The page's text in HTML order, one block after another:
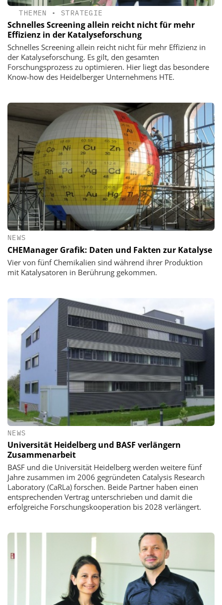
THEMEN • STRATEGIE
Schnelles Screening allein reicht nicht für mehr
Effizienz in der Katalyseforschung
Schnelles Screening allein reicht nicht für mehr Effizienz in
der Katalyseforschung. Es gilt, den gesamten
Forschungsprozess zu optimieren. Hier liegt das besondere
Know-how des Heidelberger Unternehmens HTE.
NEWS
CHEManager Grafik: Daten und Fakten zur Katalyse
Vier von fünf Chemikalien sind während ihrer Produktion
mit Katalysatoren in Berührung gekommen.
NEWS
Universität Heidelberg und BASF verlängern
Zusammenarbeit
BASF und die Universität Heidelberg werden weitere fünf
Jahre zusammen im 2006 gegründeten Catalysis Research
Laboratory (CaRLa) forschen. Beide Partner haben einen
entsprechenden Vertrag unterschrieben und damit die
erfolgreiche Forschungskooperation bis 2028 verlängert.